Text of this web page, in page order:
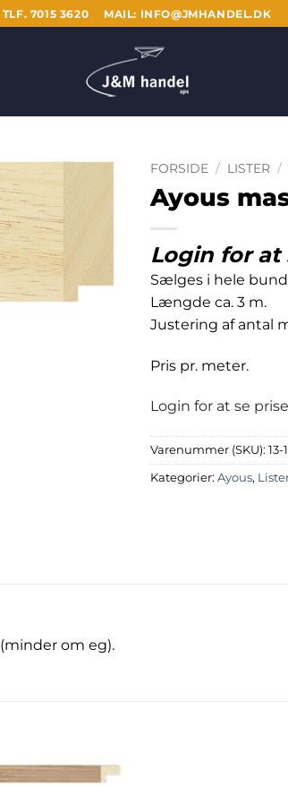
TLF. 7015 3620 MAIL: INFO@JMHANDEL.DK
FORSIDE / LISTER /
Ayous
Login for at
Sælges i hele
Længde ca. 3 m.
Justering af antal
Pris pr. meter.
Login for at se
Varenummer (SKU): 13-
Kategorier: Ayous,
om eg).